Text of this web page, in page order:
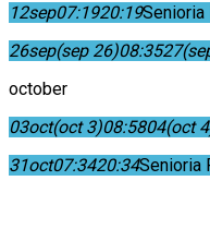
12sep07:1920:19Senioria
26sep(sep 26)08:3527
october
03oct(oct 3)08:5804(oct
31oct07:3420:34Senioria